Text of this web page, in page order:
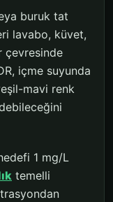
buruk tat
lavabo, küvet,
çevresinde
içme suyunda
mavi renk
1 mg/L
temelli